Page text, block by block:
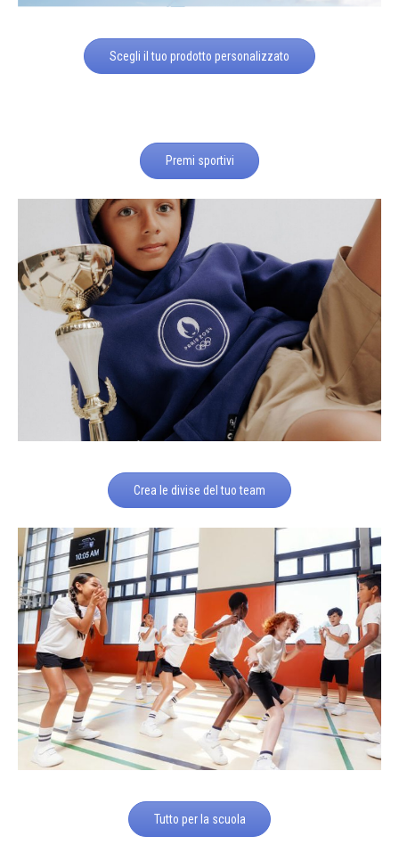
Scegli il tuo prodotto personalizzato
Premi sportivi
Crea le divise del tuo team
Tutto per la scuola